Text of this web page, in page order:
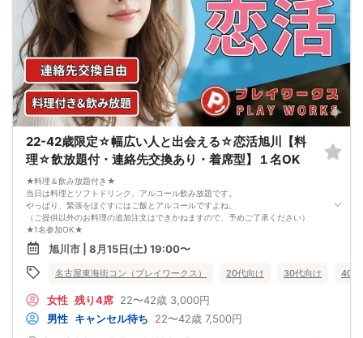
22-42歳限定☆幅広い人と出会える☆恋活旭川【料
理☆飲放題付・連絡先交換あり・着席型】１名OK
★料理＆飲み放題付き★
当日は料理とソフトドリンク、アルコール飲み放題です。
やっぱり、緊張をほぐすにはご飯とアルコールですよね。
（ご提供以外のお料理の追加注文はできかねますので、予めご了承ください）
★1名参加OK★
他の1名参加の方とペアになりますし、友達作りにも最適です。
基本的には２：２のグループトークとなります。
（１：１でのトークはございませんので、予めご了承ください）
★プロフィールカードにより会話のキッカケもバッチリ★
なんてことは絶対ありません！
プロフィールカードを活用し、「はじめまして」から会話を楽しみましょう。
★完全着席型・連絡先交換は自由★
旭川市 | 8月15日(土) 19:00〜
名古屋東海街コン（プレイワークス） 20代向け 30代向け 40代
女性 残り4席 22〜42歳 3,000円
男性 キャンセル待ち 22〜42歳 7,500円